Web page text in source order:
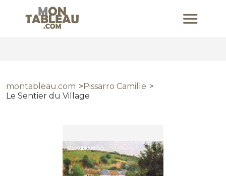
montableau.com
Pissarro Camille
Le Sentier du Village